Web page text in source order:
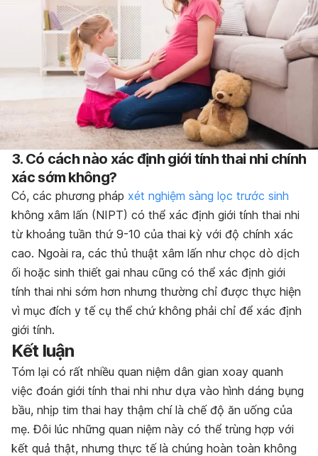
3. Có cách nào xác định giới tính thai nhi chính
xác sớm không?
Có, các phương pháp xét nghiệm sàng lọc trước sinh
không xâm lấn (NIPT) có thể xác định giới tính thai nhi
từ khoảng tuần thứ 9-10 của thai kỳ với độ chính xác
cao. Ngoài ra, các thủ thuật xâm lấn như chọc dò dịch
ối hoặc sinh thiết gai nhau cũng có thể xác định giới
tính thai nhi sớm hơn nhưng thường chỉ được thực hiện
vì mục đích y tế cụ thể chứ không phải chỉ để xác định
giới tính.
Kết luận
Tóm lại có rất nhiều quan niệm dân gian xoay quanh
việc đoán giới tính thai nhi như dựa vào hình dáng bụng
bầu, nhịp tim thai hay thậm chí là chế độ ăn uống của
mẹ. Đôi lúc những quan niệm này có thể trùng hợp với
kết quả thật, nhưng thực tế là chúng hoàn toàn không